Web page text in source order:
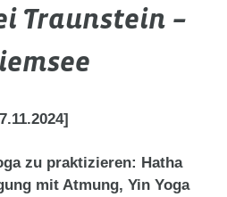
Traunstein –
zu praktizieren: Hatha
mit Atmung, Yin Yoga